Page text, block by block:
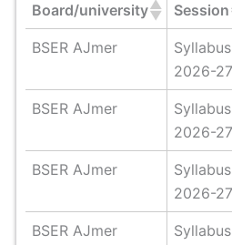
Board/university Session
BSER AJmer
Syllabus
2026-27
BSER AJmer
Syllabus
2026-27
BSER AJmer
Syllabus
2026-27
BSER AJmer
Syllabus